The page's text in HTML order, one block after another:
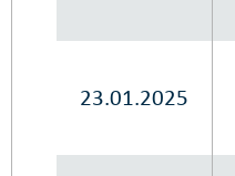
23.01.2025